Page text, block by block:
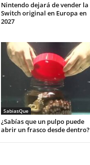
Nintendo dejará de vender la
Switch original en Europa en
2027
SabiasQue
¿Sabías que un pulpo puede
abrir un frasco desde dentro?